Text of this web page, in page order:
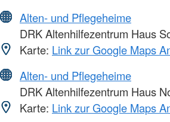
Alten- und Pflegeheime
DRK Altenhilfezentrum Haus
Karte: Link zur Google Maps
Alten- und Pflegeheime
DRK Altenhilfezentrum Haus
Karte: Link zur Google Maps